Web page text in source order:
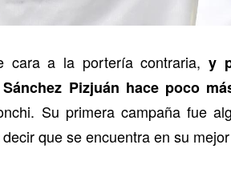
cara a la portería contraria, y
Pizjuán hace poco
Su primera campaña fue
que se encuentra en su